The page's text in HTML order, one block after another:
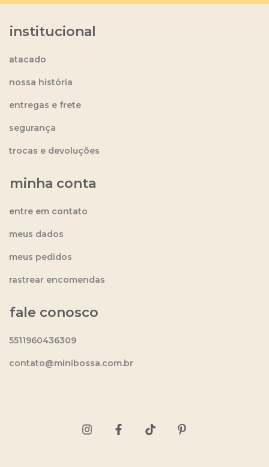
institucional
atacado
nossa história
entregas e frete
segurança
trocas e devoluções
minha conta
entre em contato
meus dados
meus pedidos
rastrear encomendas
fale conosco
5511960436309
contato@minibossa.com.br